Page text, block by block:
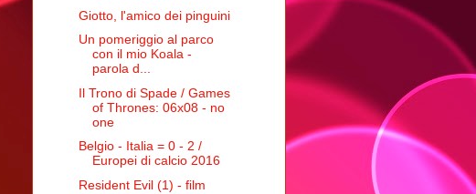
Giotto, l'amico dei pinguini
Un pomeriggio al parco
con il mio Koala -
parola d...
Il Trono di Spade / Games
of Thrones: 06x08 - no
one
Belgio - Italia = 0 - 2 /
Europei di calcio 2016
Resident Evil (1) - film